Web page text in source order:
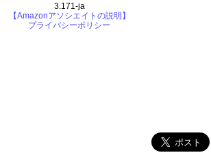
3.171-ja
【Amazonアソシエイトの説明】
プライバシーポリシー